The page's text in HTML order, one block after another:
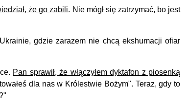
że go zabili. Nie mógł się zatrzymać, bo jest
gdzie zarazem nie chcą ekshumacji ofiar
Pan sprawił, że włączyłem dyktafon z piosenką
dla nas w Królestwie Bożym". Teraz, gdy to